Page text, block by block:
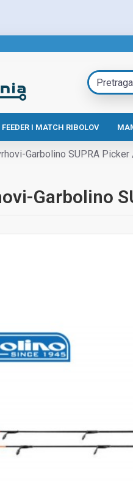
FEEDER I MATCH RIBOLOV
Garbolino SUPRA
Garbolino